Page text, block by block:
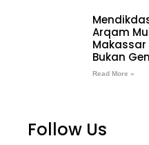
Arqam
Makassar
Bukan
Read More »
Follow Us